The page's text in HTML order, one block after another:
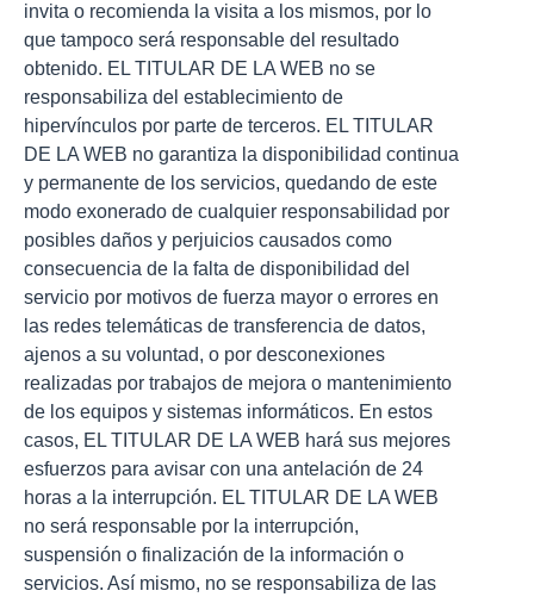
invita o recomienda la visita a los mismos, por lo
que tampoco será responsable del resultado
obtenido. EL TITULAR DE LA WEB no se
responsabiliza del establecimiento de
hipervínculos por parte de terceros. EL TITULAR
DE LA WEB no garantiza la disponibilidad continua
y permanente de los servicios, quedando de este
modo exonerado de cualquier responsabilidad por
posibles daños y perjuicios causados como
consecuencia de la falta de disponibilidad del
servicio por motivos de fuerza mayor o errores en
las redes telemáticas de transferencia de datos,
ajenos a su voluntad, o por desconexiones
realizadas por trabajos de mejora o mantenimiento
de los equipos y sistemas informáticos. En estos
casos, EL TITULAR DE LA WEB hará sus mejores
esfuerzos para avisar con una antelación de 24
horas a la interrupción. EL TITULAR DE LA WEB
no será responsable por la interrupción,
suspensión o finalización de la información o
servicios. Así mismo, no se responsabiliza de las